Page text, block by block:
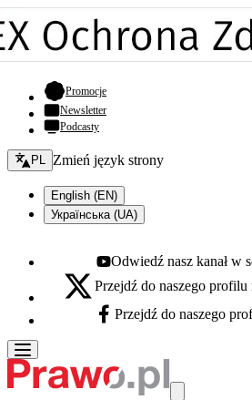
Promocje- otwiera się w nowej karcie
Newsletter
Podcasty
Zmień język - bieżący:
PL Zmień język strony
English (EN)
Українська (UA)
Youtube - otwiera się w nowej
Odwiedź nasz kanał w
X - otwiera się w nowej karcie
Przejdź do naszego
Facebook - otwiera się w nowej
Przejdź do naszego